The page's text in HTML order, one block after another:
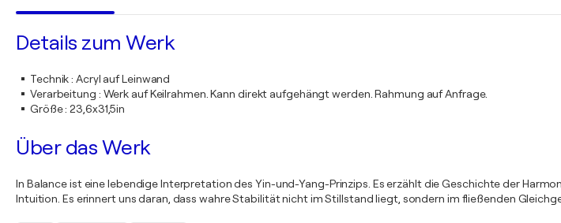
Details zum Werk
Technik:Acryl auf Leinwand
Verarbeitung : Werk auf Keilrahmen. Kann direkt aufgehängt werden. Rahmung auf Anfrage.
Größe: 23,6x31,5in
Über das Werk
In Balance ist eine lebendige Interpretation des Yin-und-Yang-Prinzips. Es erzählt die Geschichte der
Intuition. Es erinnert uns daran, dass wahre Stabilität nicht im Stillstand liegt, sondern im fließenden